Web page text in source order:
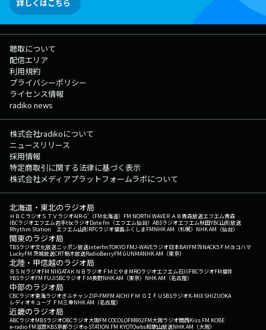
詳しくはこちら
聴取について
配信エリア
利用規約
プライバシーポリシー
ライセンス情報
radiko news
株式会社radikoについて
ニュースリリース
採用情報
特定商取引に関する法律に基づく表示
株式会社メディアプラットフォームラボについて
北海道・東北のラジオ局
ＨＢＣラジオＳＴＶラジオAIR-G'（FM北海道） FM NORTH WAVEＲＡＢ青森放送エフエム青森
IBCラジオエフエム岩手tbcラジオDate fm（エフエム仙台） ABSラジオエフエム秋田YBC山形放送
Rhythm Station エフエム山形RFCラジオ福島ふくしまFMNHK AM（札幌） NHK AM（仙台）
関東のラジオ局
TBSラジオ文化放送ニッポン放送interfmTOKYO FMJ-WAVEラジオ日本BAYFM78NACK5 ＦＭヨコハマ
LuckyFM 茨城放送CRT栃木放送RadioBerryFM GUNMANHK AM（東京）
北陸・甲信越のラジオ局
ＢＳＮラジオFM NIIGATAＫＮＢラジオ ＦＭとやまMROラジオエフエム石川FBCラジオFM福井
YBSラジオFM FUJISBCラジオ ＦＭ長野NHK AM（東京） NHK AM（名古屋）
中部のラジオ局
CBCラジオ東海ラジオぎふチャンZIP-FMFM AICHI ＦＭ ＧＩＦＵ SBSラジオK-MIX SHIZUOKA
レディオキューブ ＦＭ三重NHK AM（名古屋）
近畿のラジオ局
ABCラジオMBSラジオOBCラジオ大阪FM COCOLOFM802FM大阪ラジオ関西Kiss FM KOBE
e-radio FM滋賀KBS京都ラジオα-STATION FM KYOTOwbs和歌山放送NHK AM（大阪）